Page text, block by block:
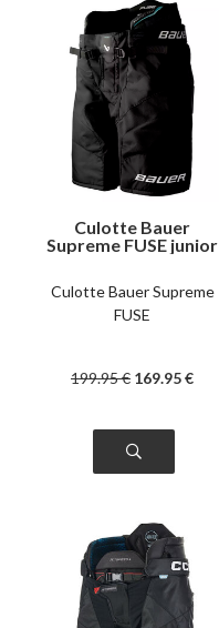
Culotte Bauer
Supreme FUSE junior
Culotte Bauer Supreme
FUSE
199.95€ 169.95€